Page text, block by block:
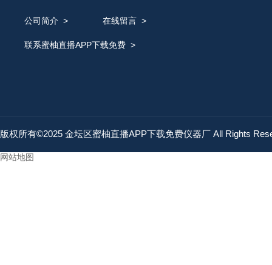
公司简介 > 在线留言>
联系蜜柚直播APP下载免费>
版权所有©2025 金坛区蜜柚直播APP下载免费仪器厂 All Rights
网站地图